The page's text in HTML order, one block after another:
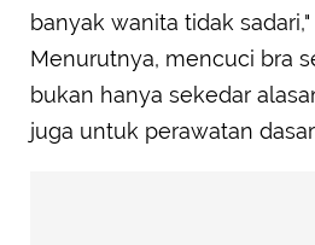
banyak wanita tidak
Menurutnya, mencuci bra
bukan hanya sekedar
juga untuk perawatan